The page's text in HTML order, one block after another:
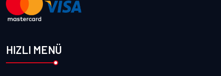
HIZLI MENÜ